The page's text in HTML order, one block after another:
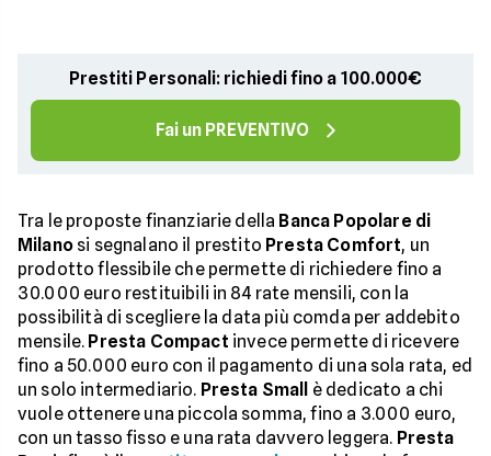
Prestiti Personali: richiedi fino a 100.000€
Fai un PREVENTIVO
Tra le proposte finanziarie della Banca Popolare di
Milanosi segnalano il prestito Presta Comfort, un
prodotto flessibile che permette di richiedere fino a
30.000 euro restituibili in 84 rate mensili, con la
possibilità di scegliere la data più comda per addebito
mensile. Presta Compact invece permette di ricevere
fino a 50.000 euro con il pagamento di una sola rata, ed
un solo intermediario. Presta Small
è dedicato a chi
vuole ottenere una piccola somma, fino a 3.000 euro,
con un tasso fisso e una rata davvero leggera. Presta